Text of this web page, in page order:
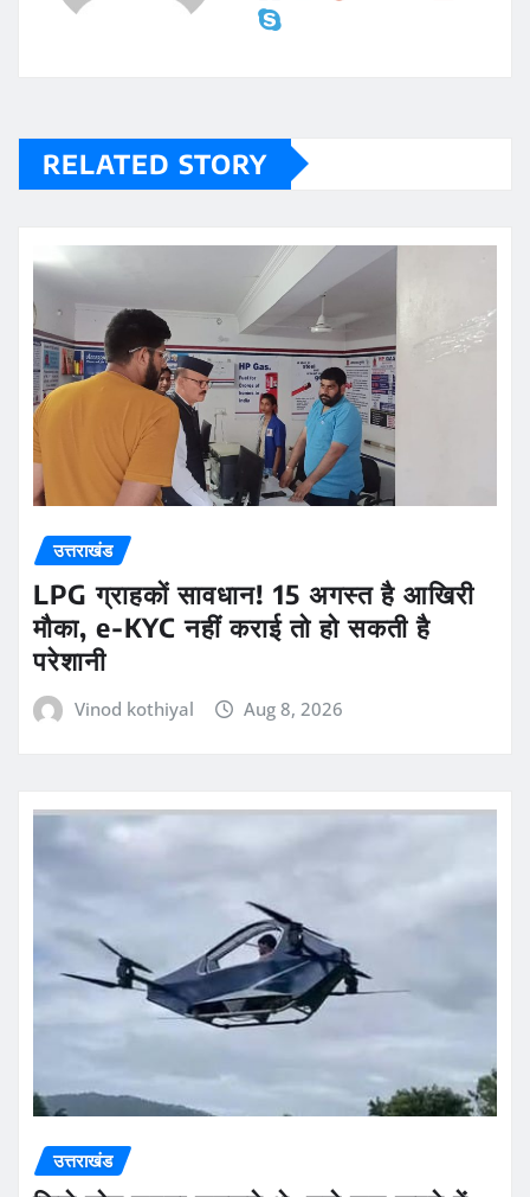
RELATED STORY
उत्तराखंड
LPG ग्राहकों सावधान! 15 अगस्त है आखिरी
मौका, e-KYC नहीं कराई तो हो सकती है
परेशानी
Vinod kothiyal Aug 8, 2026
उत्तराखंड